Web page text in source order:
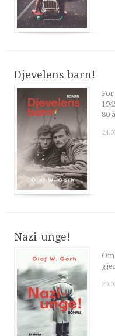
Djevelens barn!
80
Nazi-unge!